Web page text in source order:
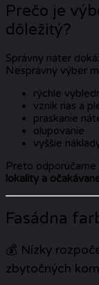
Prečo je
dôležitý?
Správny náter
Nesprávny výber
rýchle
vznik rias a
praskanie
olupovanie
vyššie
Preto
lokality a
Fasádna
💰 Nízky
zbytočných